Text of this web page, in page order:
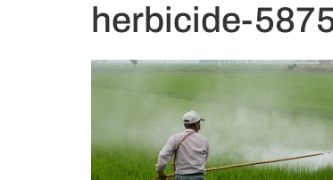
herbicide-